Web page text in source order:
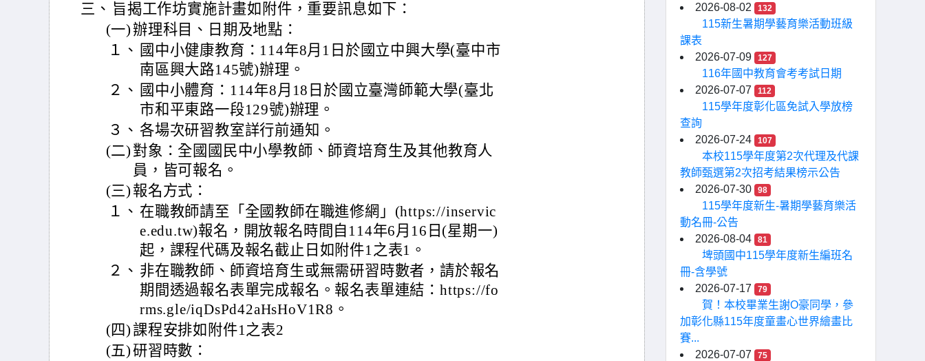
三、 旨揭工作坊實施計畫如附件，重要訊息如下：
(一)辦理科目、日期及地點：
１、 國中小健康教育：114年8月1日於國立中興大學(臺中市
南區興大路145號)辦理。
２、 國中小體育：114年8月18日於國立臺灣師範大學(臺北
市和平東路一段129號)辦理。
３、 各場次研習教室詳行前通知。
(二) 對象：全國國民中小學教師、師資培育生及其他教育人
員，皆可報名。
(三) 報名方式：
１、 在職教師請至「全國教師在職進修網」(https://inservic
e.edu.tw)報名，開放報名時間自114年6月16日(星期一)
起，課程代碼及報名截止日如附件1之表1。
２、 非在職教師、師資培育生或無需研習時數者，請於報名
期間透過報名表單完成報名。報名表單連結：https://fo
rms.gle/iqDsPd42aHsHoV1R8。
(四)課程安排如附件1之表2
(五)研習時數：
2026-08-02
132
115新生暑期學藝育樂活動班級
課表
2026-07-09
127
116年國中教育會考考試日期
2026-07-07
112
115學年度彰化區免試入學放榜
查詢
2026-07-24
107
本校115學年度第2次代理及代課
教師甄選第2次招考結果榜示公告
2026-07-30
98
115學年度新生-暑期學藝育樂活
動名冊-公告
2026-08-04
81
埤頭國中115學年度新生編班名
冊-含學號
2026-07-17
79
賀！本校畢業生謝O豪同學，參
加彰化縣115年度童畫心世界繪畫比
賽...
2026-07-07
75